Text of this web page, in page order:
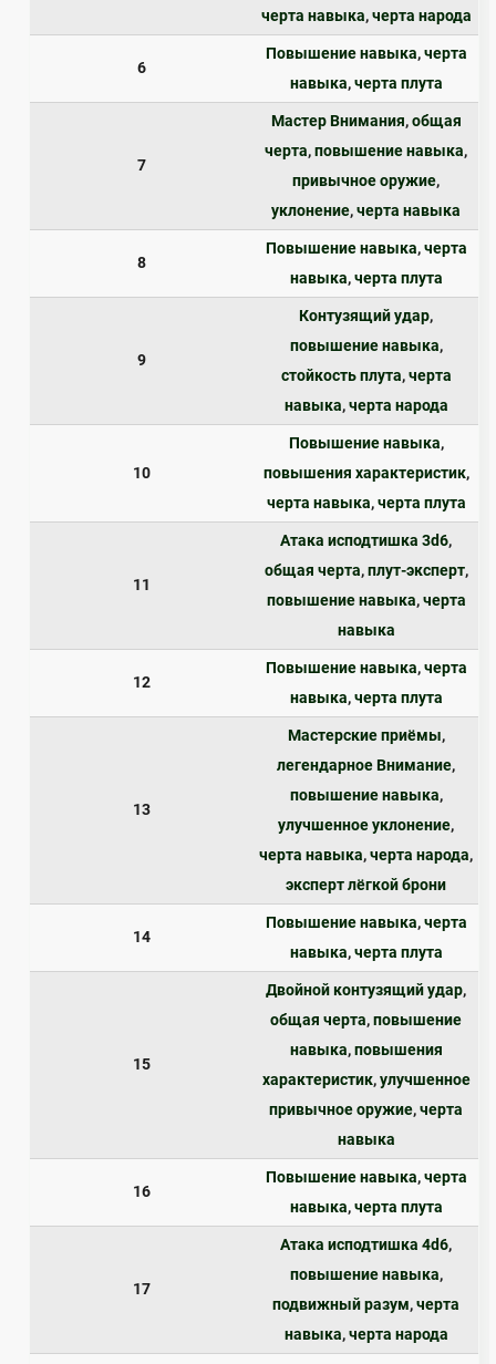
черта навыка,черта народа
6
Повышение навыка,черта
навыка,черта плута
7
Мастер Внимания,общая
черта,повышение навыка,
привычное оружие,
уклонение,черта навыка
8
Повышение навыка,черта
навыка,черта плута
9
Контузящий удар,
повышение навыка,
стойкость плута,черта
навыка,черта народа
10
Повышение навыка,
повышения характеристик,
черта навыка,черта плута
11
Атака исподтишка 3d6,
общая черта,плут-эксперт,
повышение навыка,черта
навыка
12
Повышение навыка,черта
навыка,черта плута
13
Мастерские приёмы,
легендарное Внимание,
повышение навыка,
улучшенное уклонение,
черта навыка,черта народа,
эксперт лёгкой брони
14
Повышение навыка,черта
навыка,черта плута
15
Двойной контузящий удар,
общая черта,повышение
навыка,повышения
характеристик,улучшенное
привычное оружие,черта
навыка
16
Повышение навыка,черта
навыка,черта плута
17
Атака исподтишка 4d6,
повышение навыка,
подвижный разум,черта
навыка,черта народа